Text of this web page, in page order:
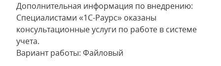
Дополнительная информация по внедрению:
Специалистами «1С-Раурс» оказаны
консультационные услуги по работе в системе
учета.
Вариант работы: Файловый